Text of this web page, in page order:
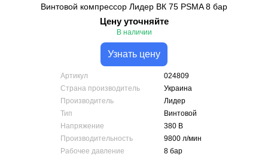
Винтовой компрессор Лидер ВК 75 PSMA 8 бар
Цену уточняйте
В наличии
Узнать цену
Артикул
024809
Страна производитель
Украина
Производитель
Лидер
Тип
Винтовой
Напряжение
380 В
Производительность
9800 л/мин
Рабочее давление
8 бар